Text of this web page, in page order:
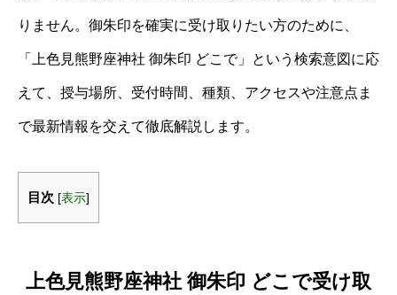
りません。御朱印を確実に受け取りたい方のために、
「上色見熊野座神社 御朱印 どこで」という検索意図に応
えて、授与場所、受付時間、種類、アクセスや注意点ま
で最新情報を交えて徹底解説します。
目次 [表示]
上色見熊野座神社 御朱印 どこで受け取